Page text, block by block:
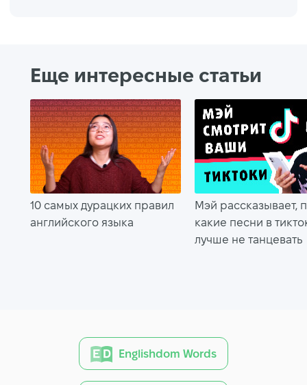
Еще интересные статьи
10 самых дурацких правил
английского языка
Мэй рассказывает,
какие песни в
лучше не танцевать
Englishdom Words